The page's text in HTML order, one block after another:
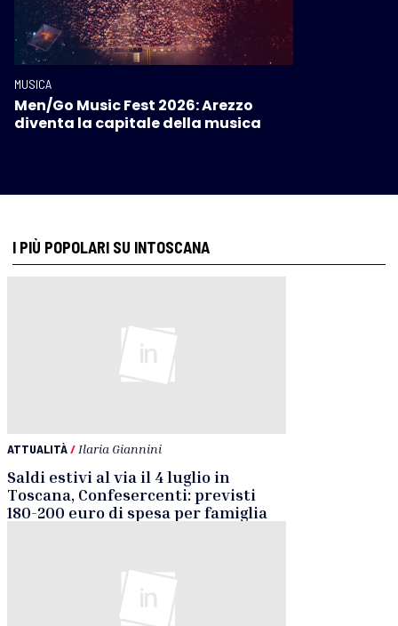
MUSICA
Men/Go Music Fest 2026: Arezzo
diventa la capitale della musica
I PIÙ POPOLARI SU INTOSCANA
ATTUALITÀ/ Ilaria Giannini
Saldi estivi al via il 4 luglio in
Toscana, Confesercenti: previsti
180-200 euro di spesa per famiglia